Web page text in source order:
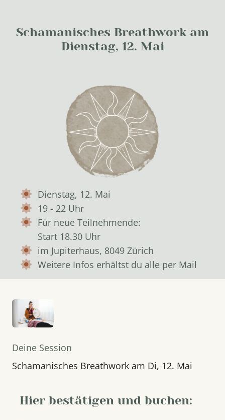
Schamanisches Breathwork am
Dienstag, 12. Mai
Dienstag, 12. Mai
19 - 22 Uhr
Für neue Teilnehmende:
Start 18.30 Uhr
im Jupiterhaus, 8049 Zürich
Weitere Infos erhältst du alle per Mail
Deine Session
Schamanisches Breathwork am Di, 12. Mai
Hier bestätigen und buchen: